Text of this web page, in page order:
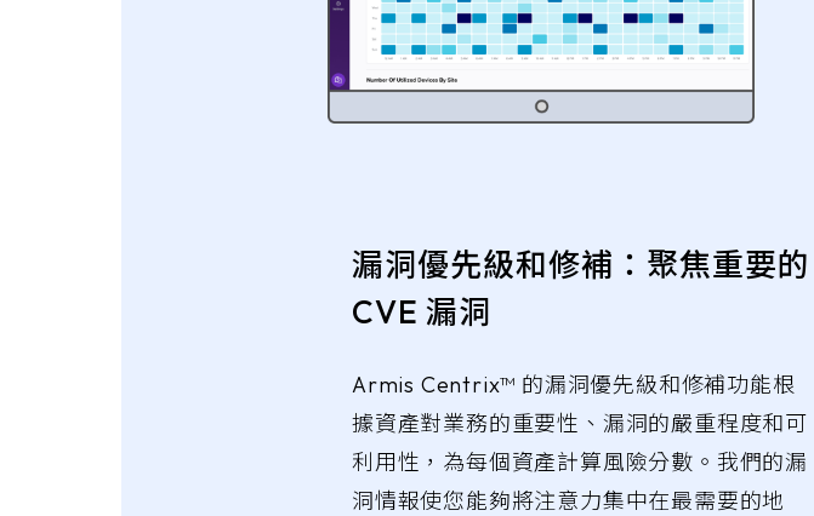
漏洞優先級和修補：聚焦重要的
CVE 漏洞
Armis Centrix™ 的漏洞優先級和修補功能根
據資產對業務的重要性、漏洞的嚴重程度和可
利用性，為每個資產計算風險分數。我們的漏
洞情報使您能夠將注意力集中在最需要的地